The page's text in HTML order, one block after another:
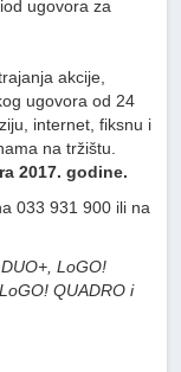
ugovora za
akcije,
ugovora od 24
internet, fiksnu i
na tržištu.
2017. godine.
033 931 900 ili na
LoGO!
QUADRO i